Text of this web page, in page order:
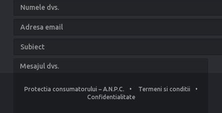
Protectia consumatorului – A.N.P.C. • Termeni si conditii
•
Confidentialitate